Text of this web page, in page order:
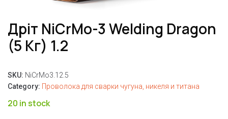
Дріт NiCrMo-3 Welding Dragon
(5 Кг) 1.2
SKU: NiCrMo3.12.5
Category: Проволока для сварки чугуна, никеля и титана
20 in stock